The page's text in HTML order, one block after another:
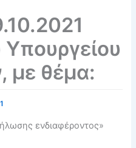
με θέμα:
ενδιαφέροντος»